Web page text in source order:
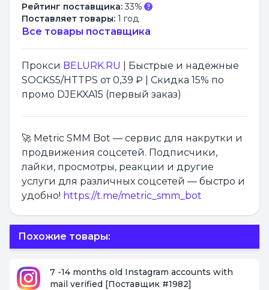
Рейтинг поставщика:33%
Поставляет товары: 1 год
Все товары поставщика
Прокси BELURK.RU
| Быстрые и надёжные
SOCKS5/HTTPS от 0,39 ₽ | Скидка 15% по
промо DJEKXA15 (первый заказ)
🚀 Metric SMM Bot — сервис для накрутки и
продвижения соцсетей. Подписчики,
лайки, просмотры, реакции и другие
услуги для различных соцсетей — быстро и
удобно! https://t.me/metric_smm_bot
Похожие товары:
7 -14 months old Instagram accounts with
mail verified [Поставщик #1982]